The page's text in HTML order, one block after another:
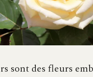
sont des fleurs